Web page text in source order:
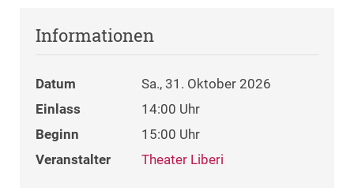
Informationen
Datum
Sa., 31. Oktober 2026
Einlass
14:00 Uhr
Beginn
15:00 Uhr
Veranstalter
Theater Liberi